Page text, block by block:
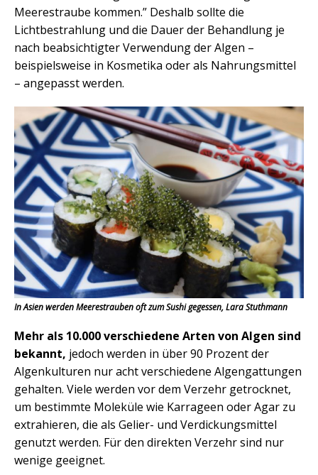
Meerestraube kommen.” Deshalb sollte die
Lichtbestrahlung und die Dauer der Behandlung je
nach beabsichtigter Verwendung der Algen –
beispielsweise in Kosmetika oder als Nahrungsmittel
– angepasst werden.
In Asien werden Meerestrauben oft zum Sushi gegessen, Lara Stuthmann
Mehr als 10.000 verschiedene Arten von Algen sind
bekannt, jedoch werden in über 90 Prozent der
Algenkulturen nur acht verschiedene Algengattungen
gehalten. Viele werden vor dem Verzehr getrocknet,
um bestimmte Moleküle wie Karrageen oder Agar zu
extrahieren, die als Gelier- und Verdickungsmittel
genutzt werden. Für den direkten Verzehr sind nur
wenige geeignet.